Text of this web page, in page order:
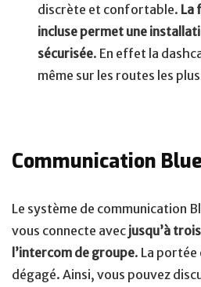
discrète et confortable. La
incluse permet une
sécurisée. En effet la
même sur les routes les
Communication
Le système de communication
vous connecte avec jusqu’à
l’intercom de groupe. La portée
dégagé. Ainsi, vous pouvez